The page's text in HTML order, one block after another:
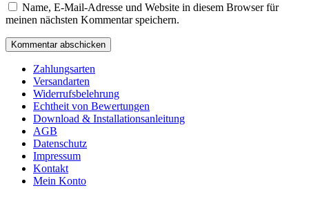
Name, E-Mail-Adresse und Website in diesem Browser für
meinen nächsten Kommentar speichern.
Zahlungsarten
Versandarten
Widerrufsbelehrung
Echtheit von Bewertungen
Download & Installationsanleitung
AGB
Datenschutz
Impressum
Kontakt
Mein Konto